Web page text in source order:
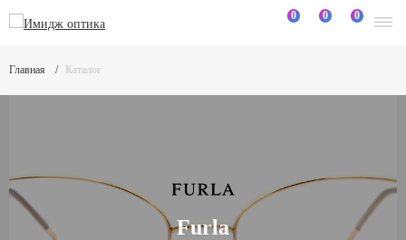
0 0 0
Главная Каталог
Furla